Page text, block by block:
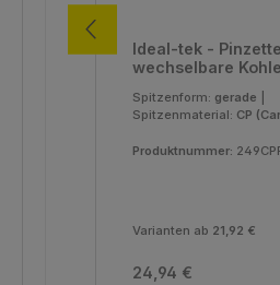
Ideal-tek -
wechselbare
Spitzenform: gerade
Spitzenmaterial: CP
Verpackungseinheit:1
Produktnummer:
Varianten ab 21,92 €
Regulärer Preis:
24,94 €